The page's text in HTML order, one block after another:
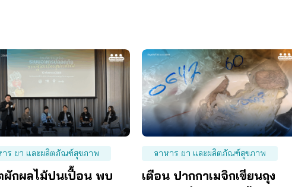
าร ยา และผลิตภัณฑ์สุขภาพ
ผักผลไม้ปนเปื้อน พบ
อาหาร ยา และผลิตภัณฑ์สุขภาพ
เตือน ปากกาเมจิกเขียนถุง